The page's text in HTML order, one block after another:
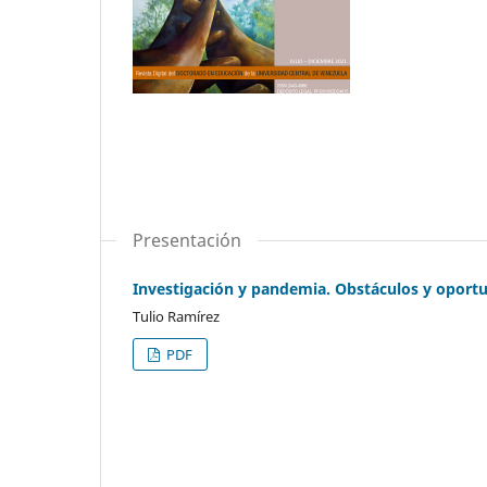
Presentación
Investigación y pandemia. Obstáculos y
Tulio Ramírez
PDF